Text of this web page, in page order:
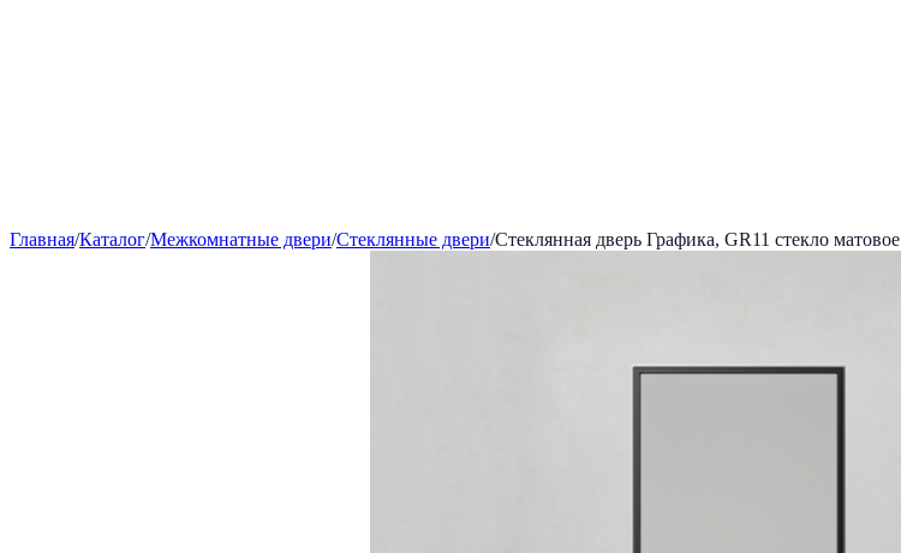
Главная/Каталог/Межкомнатные двери/Стеклянные двери/Стеклянная дверь Графика, GR11 стекло матовое